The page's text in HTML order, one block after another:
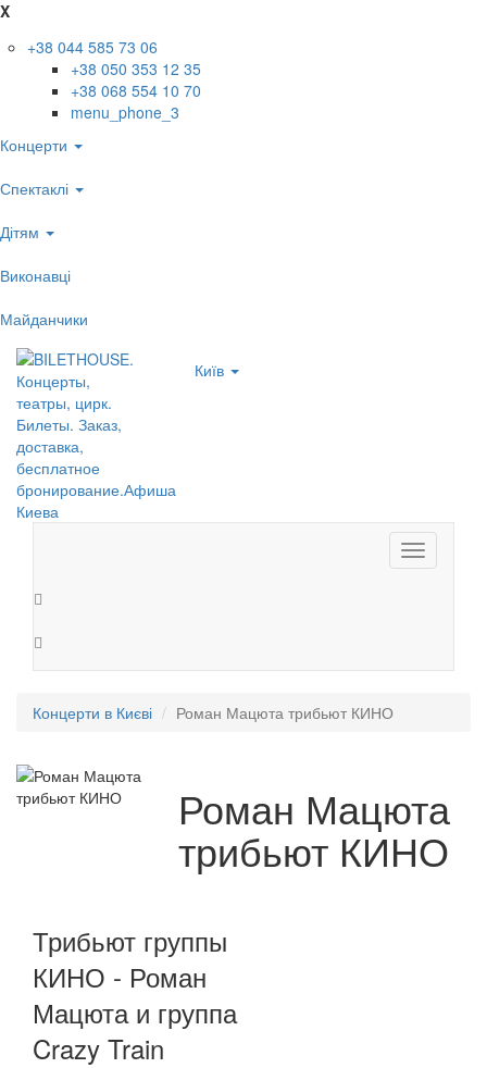
X
+38 044 585 73 06
+38 050 353 12 35
+38 068 554 10 70
menu_phone_3
Концерти
Спектаклі
Дітям
Виконавці
Майданчики
Київ
Toggle
navigation
Концерти в Києві Роман Мацюта трибьют КИНО
Роман Мацюта
трибьют КИНО
Трибьют группы
КИНО - Роман
Мацюта и группа
Crazy Train